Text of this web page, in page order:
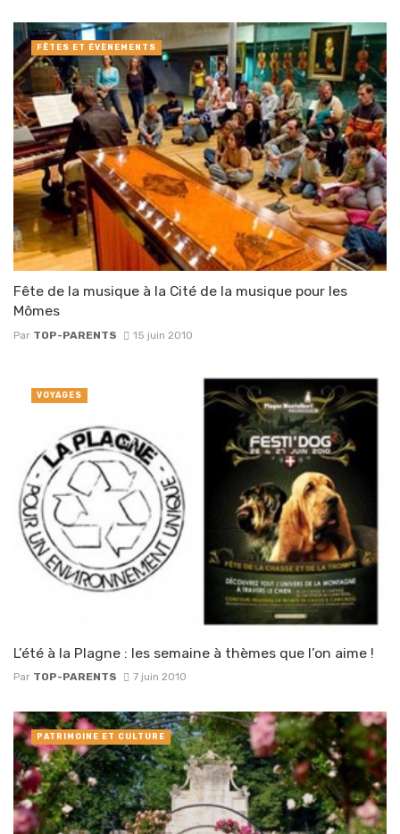
Fête de la musique à la Cité de la musique pour les
Mômes
Par TOP-PARENTS 15 juin 2010
FÊTES ET ÉVÈNEMENTS
L’été à la Plagne : les semaine à thèmes que l’on aime !
Par TOP-PARENTS 7 juin 2010
VOYAGES
PATRIMOINE ET CULTURE